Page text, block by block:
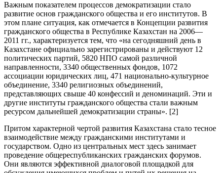
Важным показателем процессов демократизации стало
развитие основ гражданского общества и его институтов. В
этом плане ситуация, как отмечается в Концепции развития
гражданского общества в Республике Казахстан на 2006—
2011 гг., характеризуется тем, что «на сегодняшний день в
Казахстане официально зарегистрированы и действуют 12
политических партий, 5820 НПО самой различной
направленности, 3340 общественных фондов, 1072
ассоциации юридических лиц, 471 национально-культурное
объединение, 3340 религиозных объединений,
представляющих свыше 40 конфессий и деноминаций. Эти и
другие институты гражданского общества стали важным
ресурсом дальнейшей демократизации страны». [2]
Притом характерной чертой развития Казахстана стало тесное
взаимодействие между гражданскими институтами и
государством. Одно из центральных мест здесь занимает
проведение общереспубликанских гражданских форумов.
Они являются эффективной диалоговой площадкой для